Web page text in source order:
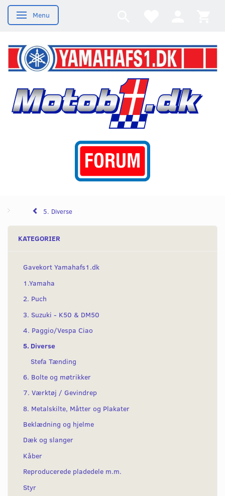
Skifte navigation
Menu
5. Diverse
KATEGORIER
Gavekort Yamahafs1.dk
1.Yamaha
2. Puch
3. Suzuki - K50 & DM50
4. Paggio/Vespa Ciao
5. Diverse
Stefa Tænding
6. Bolte og møtrikker
7. Værktøj / Gevindrep
8. Metalskilte, Måtter og Plakater
Beklædning og hjelme
Dæk og slanger
Kåber
Reproducerede pladedele m.m.
Styr